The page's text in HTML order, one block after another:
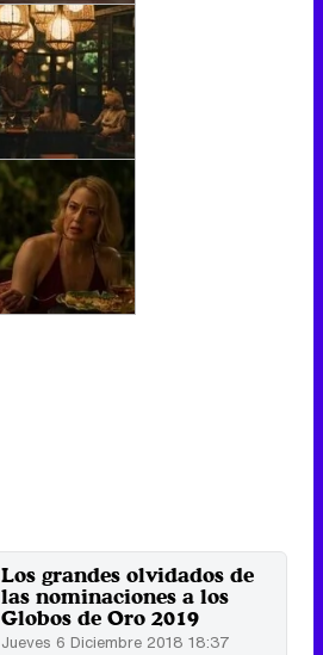
Los grandes olvidados de
las nominaciones a los
Globos de Oro 2019
Jueves 6 Diciembre 2018 18:37